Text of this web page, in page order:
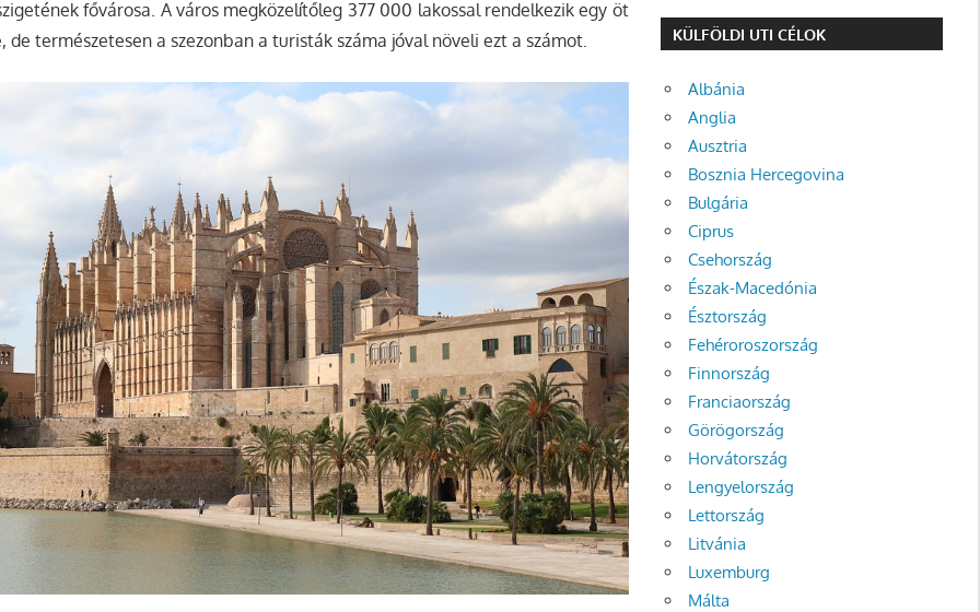
fővárosa. A város megközelítőleg 377 000 lakossal rendelkezik egy öt
de természetesen a szezonban a turisták száma jóval növeli ezt a számot.
KÜLFÖLDI UTI CÉLOK
Albánia
Anglia
Ausztria
Bosznia Hercegovina
Bulgária
Ciprus
Csehország
Észak-Macedónia
Észtország
Fehéroroszország
Finnország
Franciaország
Görögország
Horvátország
Lengyelország
Lettország
Litvánia
Luxemburg
Málta